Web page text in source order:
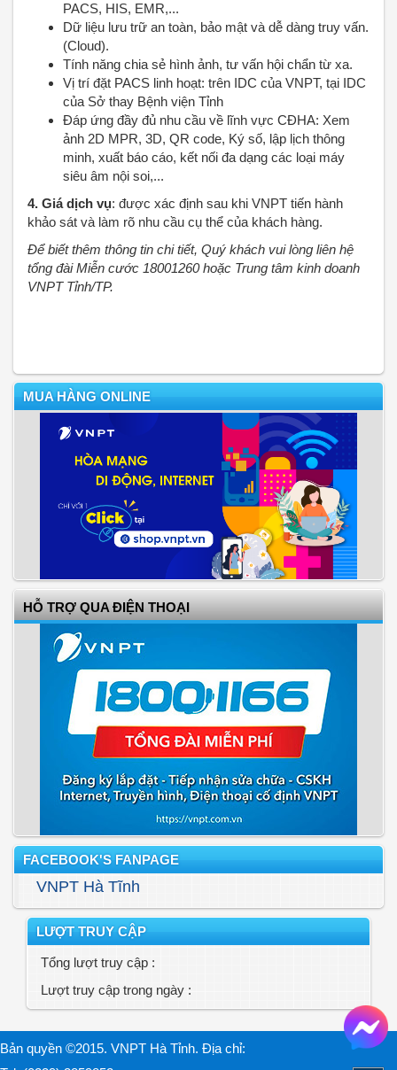
PACS, HIS, EMR,...
Dữ liệu lưu trữ an toàn, bảo mật và dễ dàng truy vấn.
(Cloud).
Tính năng chia sẻ hình ảnh, tư vấn hội chẩn từ xa.
Vị trí đặt PACS linh hoạt: trên IDC của VNPT, tại IDC
của Sở thay Bệnh viện Tỉnh
Đáp ứng đầy đủ nhu cầu về lĩnh vực CĐHA: Xem
ảnh 2D MPR, 3D, QR code, Ký số, lập lịch thông
minh, xuất báo cáo, kết nối đa dạng các loại máy
siêu âm nội soi,...
4. Giá dịch vụ: được xác định sau khi VNPT tiến hành
khảo sát và làm rõ nhu cầu cụ thể của khách hàng.
Để biết thêm thông tin chi tiết, Quý khách vui lòng liên hệ
tổng đài Miễn cước 18001260 hoặc Trung tâm kinh doanh
VNPT Tỉnh/TP.
MUA HÀNG ONLINE
HỖ TRỢ QUA ĐIỆN THOẠI
FACEBOOK'S FANPAGE
VNPT Hà Tĩnh
LƯỢT TRUY CẬP
Tổng lượt truy cập :
Lượt truy cập trong ngày :
Bản quyền ©2015. VNPT Hà Tỉnh. Địa chỉ: